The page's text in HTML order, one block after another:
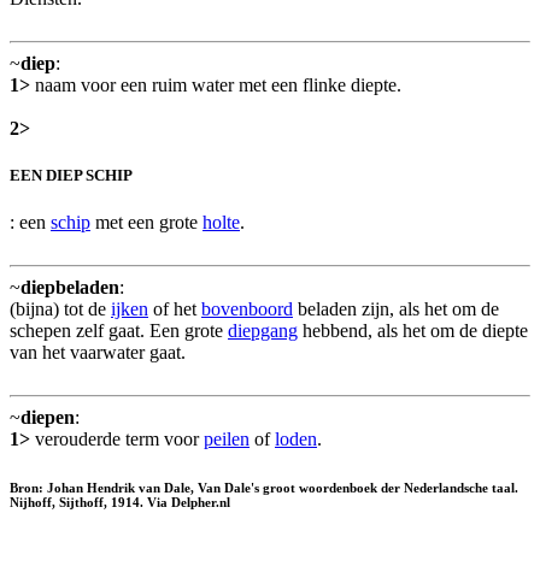
~diep:
1> naam voor een ruim water met een flinke diepte.
2>
EEN DIEP SCHIP
: een schip met een grote holte.
~diepbeladen:
(bijna) tot de ijken of hetbovenboord beladen zijn, als het om de
schepen zelf gaat. Een grote diepgang hebbend, als het om de diepte
van het vaarwater gaat.
~diepen:
1> verouderde term voorpeilen ofloden.
Bron: Johan Hendrik van Dale, Van Dale's groot woordenboek der Nederlandsche taal.
Nijhoff, Sijthoff, 1914. Via Delpher.nl